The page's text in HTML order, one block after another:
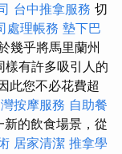
台中推拿服務 切
處理帳務 墊下巴
幾乎將馬里蘭州
樣有許多吸引人的
此您不必花費超
按摩服務 自助餐
的飲食場景，從
居家清潔 推拿學